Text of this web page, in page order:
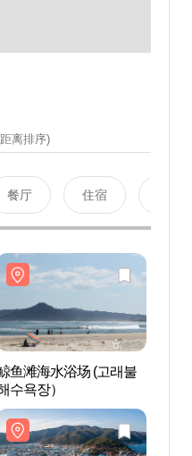
离排序)
餐厅 住宿
鱼滩海水浴场 (고래불
수욕장）